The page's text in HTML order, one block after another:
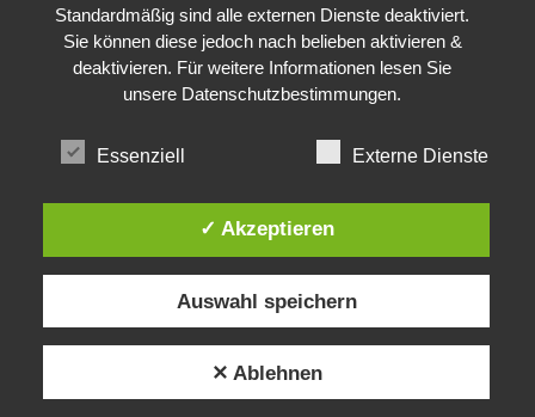
Standardmäßig sind alle externen Dienste deaktiviert.
Sie können diese jedoch nach belieben aktivieren &
deaktivieren. Für weitere Informationen lesen Sie
unsere Datenschutzbestimmungen.
Essenziell Externe Dienste
✓ Akzeptieren
Auswahl speichern
✕ Ablehnen